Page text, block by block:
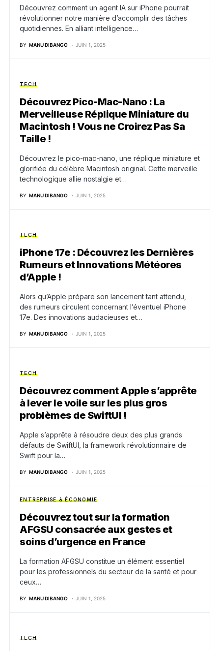
Découvrez comment un agent IA sur iPhone pourrait
révolutionner notre manière d’accomplir des tâches
quotidiennes. En alliant intelligence…
BY MANU DIBANGO JUIN 1, 2025
TECH
Découvrez Pico-Mac-Nano : La
Merveilleuse Réplique Miniature du
Macintosh ! Vous ne Croirez Pas Sa
Taille !
Découvrez le pico-mac-nano, une réplique miniature et
glorifiée du célèbre Macintosh original. Cette merveille
technologique allie nostalgie et…
BY MANU DIBANGO JUIN 1, 2025
TECH
iPhone 17e : Découvrez les Dernières
Rumeurs et Innovations Météores
d’Apple !
Alors qu’Apple prépare son lancement tant attendu,
des rumeurs circulent concernant l’éventuel iPhone
17e. Des innovations audacieuses et…
BY MANU DIBANGO JUIN 1, 2025
TECH
Découvrez comment Apple s’apprête
à lever le voile sur les plus gros
problèmes de SwiftUI !
Apple s’apprête à résoudre deux des plus grands
défauts de SwiftUI, la framework révolutionnaire de
Swift pour la…
BY MANU DIBANGO JUIN 1, 2025
ENTREPRISE & ÉCONOMIE
Découvrez tout sur la formation
AFGSU consacrée aux gestes et
soins d’urgence en France
La formation AFGSU constitue un élément essentiel
pour les professionnels du secteur de la santé et pour
ceux…
BY MANU DIBANGO JUIN 1, 2025
TECH